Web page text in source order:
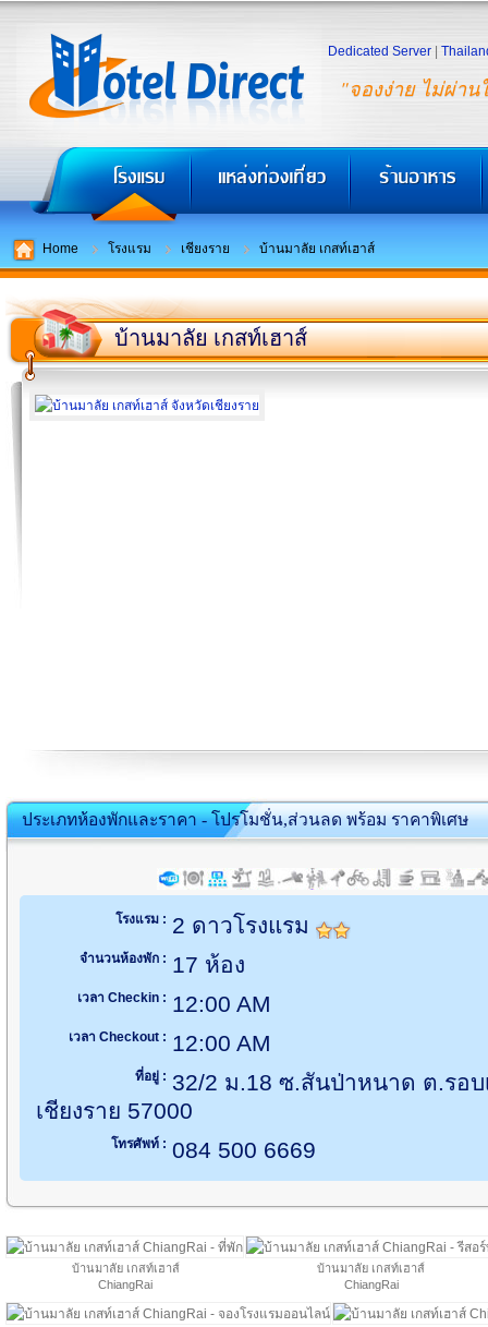
"จองง่าย ไม่ผ่าน
Dedicated Server
Home โรงแรม เชียงราย บ้านมาลัย เกสท์เฮาส์
บ้านมาลัย เกสท์เฮาส์
ประเภทห้องพักและราคา - โปรโมชั่น,ส่วนลด พร้อม ราคาพิเศษ
โรงแรม : 2 ดาวโรงแรม
จำนวนห้องพัก : 17 ห้อง
เวลา Checkin : 12:00 AM
เวลา Checkout : 12:00 AM
ที่อยู่ : 32/2 ม.18 ซ.สันป่าหนาด ต.รอบ
เชียงราย 57000
โทรศัพท์ : 084 500 6669
บ้านมาลัย เกสท์เฮาส์
ChiangRai
บ้านมาลัย เกสท์เฮาส์
ChiangRai